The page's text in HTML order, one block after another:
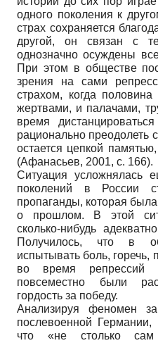
одного поколения к
страх сохраняется
другой, он связан с
однозначно осуждены
При этом в обществе
зрения на сами
страхом, когда
жертвами, и палачами,
время
рационально преодолеть
остается цепкой
(Афанасьев, 2001, с. 166).
Ситуация усложнялась
поколений в России
пропаганды, которая
о прошлом. В этой
сколько-нибудь
Получилось, что в
испытывать боль, горечь,
во время
повсеместно были
гордость за победу.
Анализируя феномен
послевоенной
что «не столько сам